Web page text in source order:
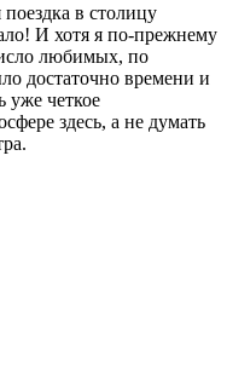
в столицу
И хотя я по-прежнему
любимых, по
достаточно времени и
уже четкое
здесь, а не думать